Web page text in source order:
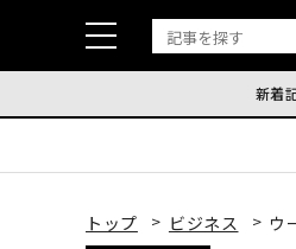
新着
トップ ビジネス ウ